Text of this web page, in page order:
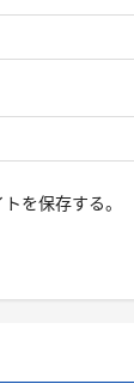
を保存する。